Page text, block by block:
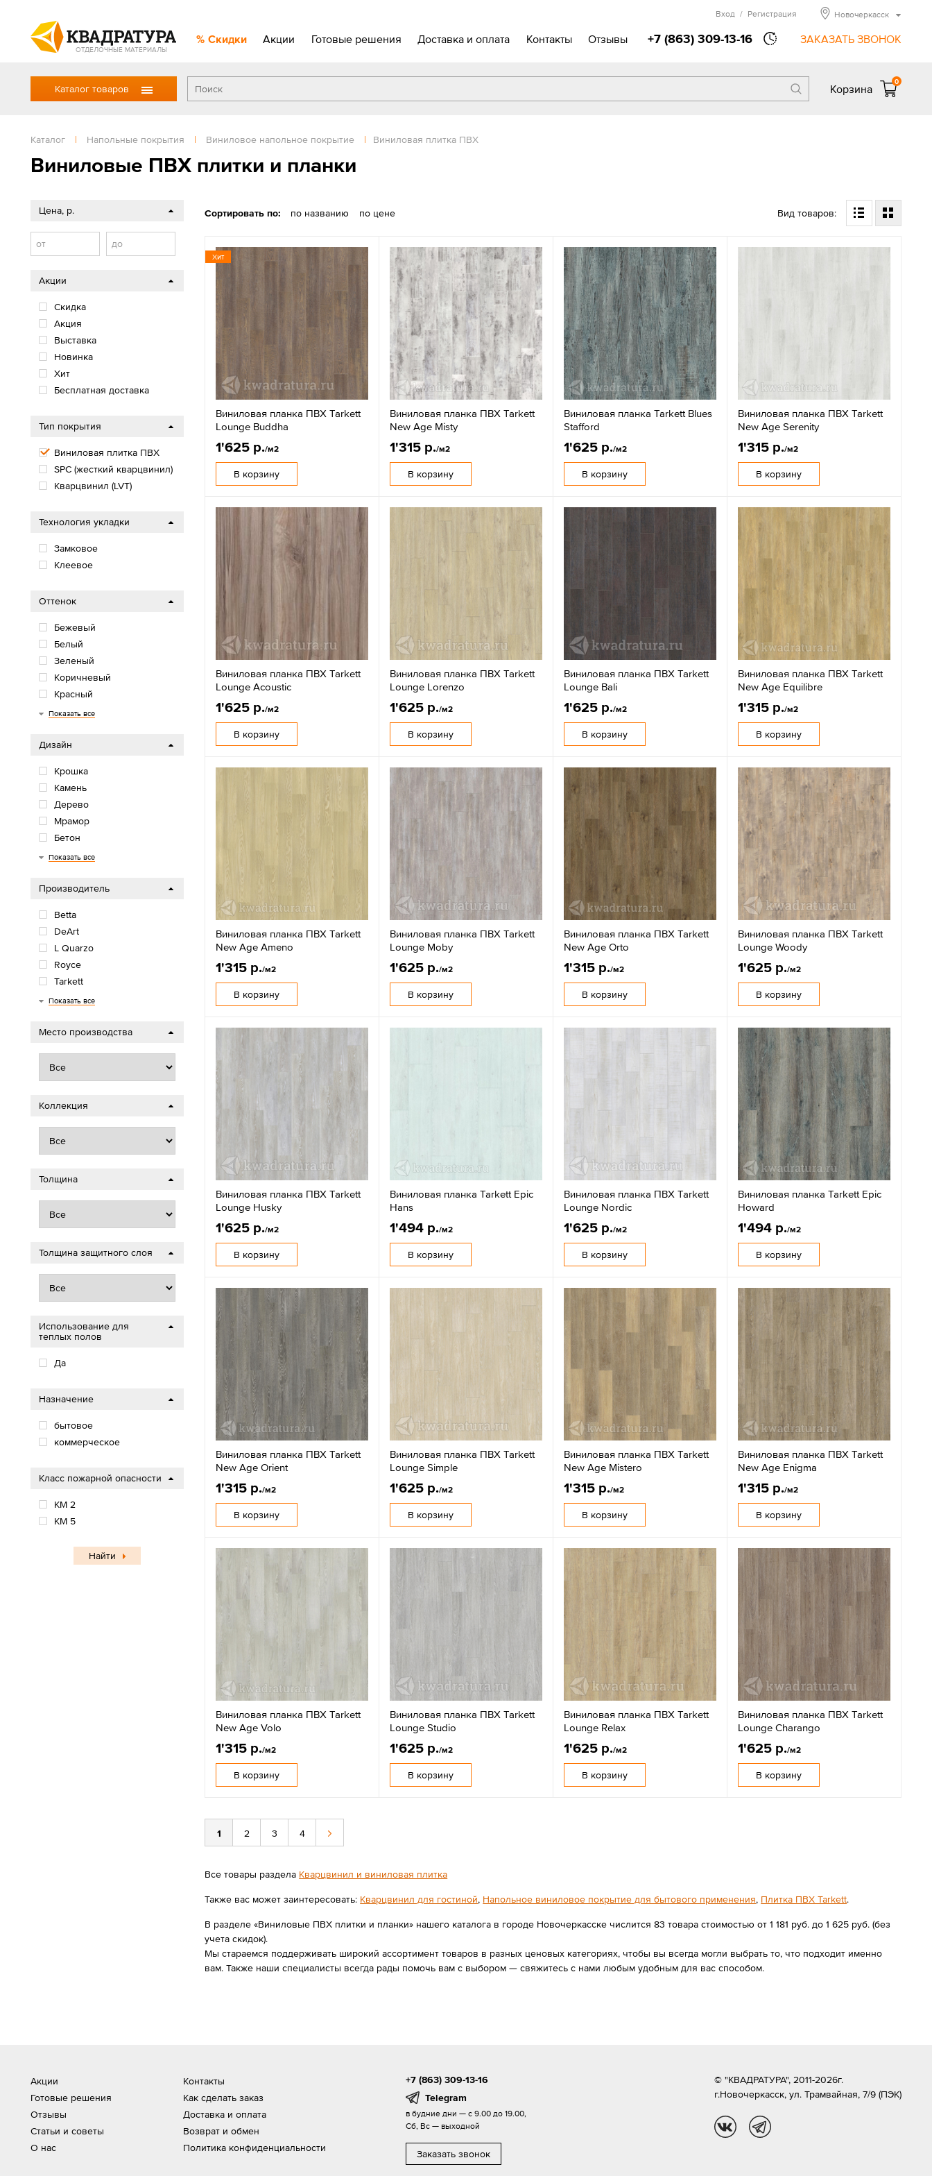
ОТДЕЛОЧНЫЕ МАТЕРИАЛЫ
Скидки Акции Готовые решения Доставка и оплата Контакты Отзывы +7 (863) 309-13-16 ЗАКАЗАТЬ ЗВОНОК
Вход / Регистрация Новочеркасск
Каталог товаров Корзина
0
Каталог | Напольные покрытия | Виниловое напольное покрытие | Виниловая плитка ПВХ
Виниловые ПВХ плитки и планки
Сортировать по: по названию по цене Вид товаров:
Хит
Виниловая планка ПВХ Tarkett
Lounge Buddha
1'625 р./м2
В корзину
Виниловая планка ПВХ Tarkett
New Age Misty
1'315 р./м2
В корзину
Виниловая планка Tarkett Blues
Stafford
1'625 р./м2
В корзину
Виниловая планка ПВХ Tarkett
New Age Serenity
1'315 р./м2
В корзину
Виниловая планка ПВХ Tarkett
Lounge Acoustic
1'625 р./м2
В корзину
Виниловая планка ПВХ Tarkett
Lounge Lorenzo
1'625 р./м2
В корзину
Виниловая планка ПВХ Tarkett
Lounge Bali
1'625 р./м2
В корзину
Виниловая планка ПВХ Tarkett
New Age Equilibre
1'315 р./м2
В корзину
Виниловая планка ПВХ Tarkett
New Age Ameno
1'315 р./м2
В корзину
Виниловая планка ПВХ Tarkett
Lounge Moby
1'625 р./м2
В корзину
Виниловая планка ПВХ Tarkett
New Age Orto
1'315 р./м2
В корзину
Виниловая планка ПВХ Tarkett
Lounge Woody
1'625 р./м2
В корзину
Виниловая планка ПВХ Tarkett
Lounge Husky
1'625 р./м2
В корзину
Виниловая планка Tarkett Epic
Hans
1'494 р./м2
В корзину
Виниловая планка ПВХ Tarkett
Lounge Nordic
1'625 р./м2
В корзину
Виниловая планка Tarkett Epic
Howard
1'494 р./м2
В корзину
Виниловая планка ПВХ Tarkett
New Age Orient
1'315 р./м2
В корзину
Виниловая планка ПВХ Tarkett
Lounge Simple
1'625 р./м2
В корзину
Виниловая планка ПВХ Tarkett
New Age Mistero
1'315 р./м2
В корзину
Виниловая планка ПВХ Tarkett
New Age Enigma
1'315 р./м2
В корзину
Виниловая планка ПВХ Tarkett
New Age Volo
1'315 р./м2
В корзину
Виниловая планка ПВХ Tarkett
Lounge Studio
1'625 р./м2
В корзину
Виниловая планка ПВХ Tarkett
Lounge Relax
1'625 р./м2
В корзину
Виниловая планка ПВХ Tarkett
Lounge Charango
1'625 р./м2
В корзину
1 2 3 4
Все товары раздела Кварцвинил и виниловая плитка
Также вас может заинтересовать: Кварцвинил для гостиной, Напольное виниловое покрытие для бытового применения, Плитка ПВХ Tarkett.
В разделе «Виниловые ПВХ плитки и планки» нашего каталога в городе Новочеркасске числится 83 товара стоимостью от 1 181 руб. до 1 625 руб. (без
учета скидок).
Мы стараемся поддерживать широкий ассортимент товаров в разных ценовых категориях, чтобы вы всегда могли выбрать то, что подходит именно
вам. Также наши специалисты всегда рады помочь вам с выбором — свяжитесь с нами любым удобным для вас способом.
Цена, р.
от до
Акции
Скидка
Акция
Выставка
Новинка
Хит
Бесплатная доставка
Тип покрытия
Виниловая плитка ПВХ
SPС (жесткий кварцвинил)
Кварцвинил (LVT)
Технология укладки
Замковое
Клеевое
Оттенок
Бежевый
Белый
Зеленый
Коричневый
Красный
Многоцветный
Оранжевый/желтый
Розовый/фиолетовый
Серый
Синий/голубой
Черный
Показать все
Дизайн
Крошка
Камень
Дерево
Мрамор
Бетон
Елочка
Показать все
Производитель
Betta
DeArt
L Quarzo
Royce
Tarkett
Timber
Кронапласт
Показать все
Место производства
Коллекция
Толщина
Толщина защитного слоя
Использование для
теплых полов
Да
Назначение
бытовое
коммерческое
Класс пожарной опасности
КМ 2
КМ 5
Найти
Акции
Готовые решения
Отзывы
Статьи и советы
О нас
Контакты
Как сделать заказ
Доставка и оплата
Возврат и обмен
Политика конфиденциальности
+7 (863) 309-13-16
Telegram
в будние дни — с 9.00 до 19.00,
Сб, Вс — выходной
Заказать звонок
© "КВАДРАТУРА", 2011-2026г.
г.Новочеркасск, ул. Трамвайная, 7/9 (ПЭК)